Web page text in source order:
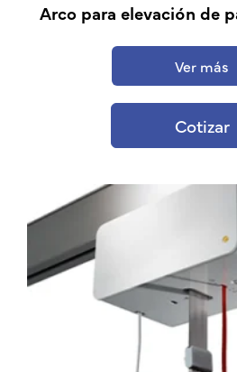
Arco para elevación de
Ver más
Cotizar